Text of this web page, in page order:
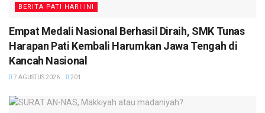
BERITA PATI HARI INI
Empat Medali Nasional Berhasil Diraih, SMK Tunas
Harapan Pati Kembali Harumkan Jawa Tengah di
Kancah Nasional
7 AGUSTUS 2026 201